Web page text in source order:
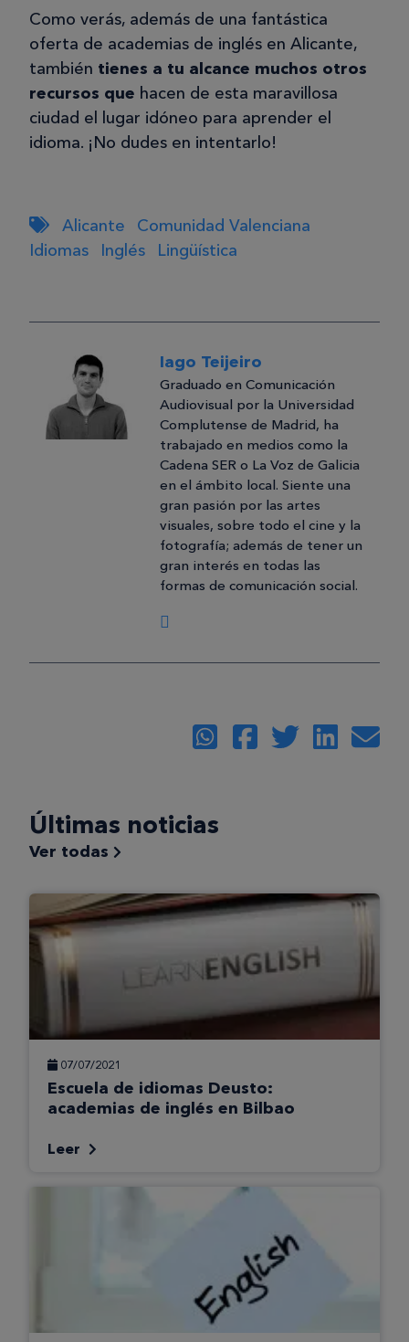
Como verás, además de una fantástica
oferta de academias de inglés en Alicante,
también tienes a tu alcance muchos otros
recursos que hacen de esta maravillosa
ciudad el lugar idóneo para aprender el
idioma. ¡No dudes en intentarlo!
Alicante
Comunidad Valenciana
Idiomas
Inglés Lingüística
Iago Teijeiro
Graduado en Comunicación
Audiovisual por la Universidad
Complutense de Madrid, ha
trabajado en medios como la
Cadena SER o La Voz de Galicia
en el ámbito local. Siente una
gran pasión por las artes
visuales, sobre todo el cine y la
fotografía; además de tener un
gran interés en todas las
formas de comunicación social.
Últimas noticias
Ver todas
07/07/2021
Escuela de idiomas Deusto:
academias de inglés en Bilbao
Leer